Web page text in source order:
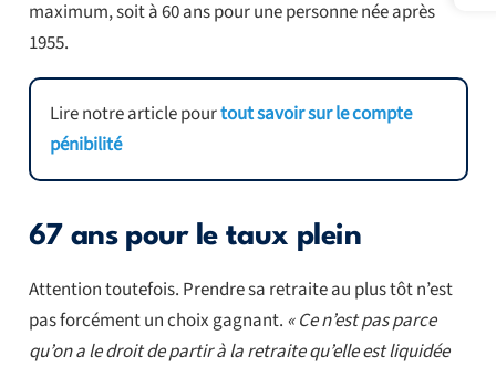
maximum, soit à 60 ans pour une personne née après
1955.
Lire notre article pourtout savoir sur le compte
pénibilité
67 ans pour le taux plein
Attention toutefois. Prendre sa retraite au plus tôt n’est
pas forcément un choix gagnant. « Ce n’est pas parce
qu’on a le droit de partir à la retraite qu’elle est liquidée